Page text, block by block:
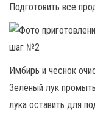
Подготовить все
Имбирь и чеснок
Зелёный лук
лука оставить для